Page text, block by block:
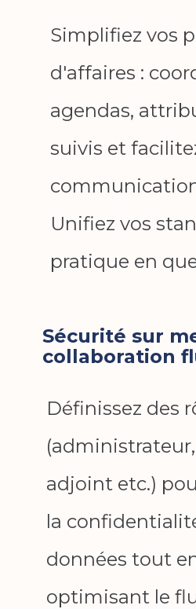
Simplifiez vos
d'affaires :
agendas,
suivis et
Unifiez vos
pratique en
Sécurité sur
collaboration
Définissez des
adjoint etc.)
la
données tout
optimisant le